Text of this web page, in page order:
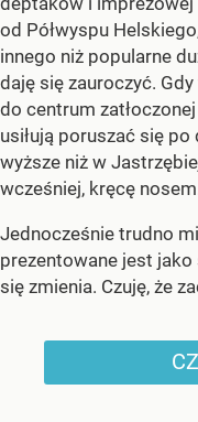
od Półwyspu
innego niż popularne
daję się zauroczyć.
do centrum
usiłują poruszać się
wyższe niż w
wcześniej, kręcę
Jednocześnie trudno
prezentowane jest jako
się zmienia. Czuję, że